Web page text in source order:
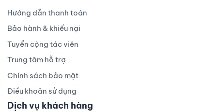
Hướng dẫn thanh toán
Bảo hành & khiếu nại
Tuyển cộng tác viên
Trung tâm hỗ trợ
Chính sách bảo mật
Điều khoản sử dụng
Dịch vụ khách hàng